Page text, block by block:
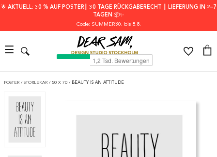
🌟 AKTUELL: 30 % AUF POSTER┃ 30 TAGE RÜCKGABERECHT ┃ LIEFERUNG IN 2–7
TAGEN 📦✨
Code: SUMMER30, bis 8.8.
POSTER / STORLEKAR / 50 X 70 / BEAUTY IS AN ATTITUDE